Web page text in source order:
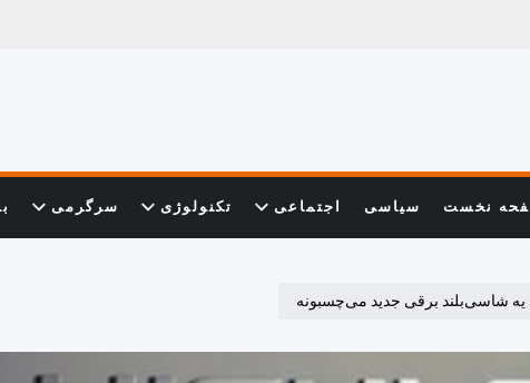
نخست سیاسی اجتماعی تکنولوژی سرگرمی
یه شاسی‌بلند برقی جدید می‌چسبونه